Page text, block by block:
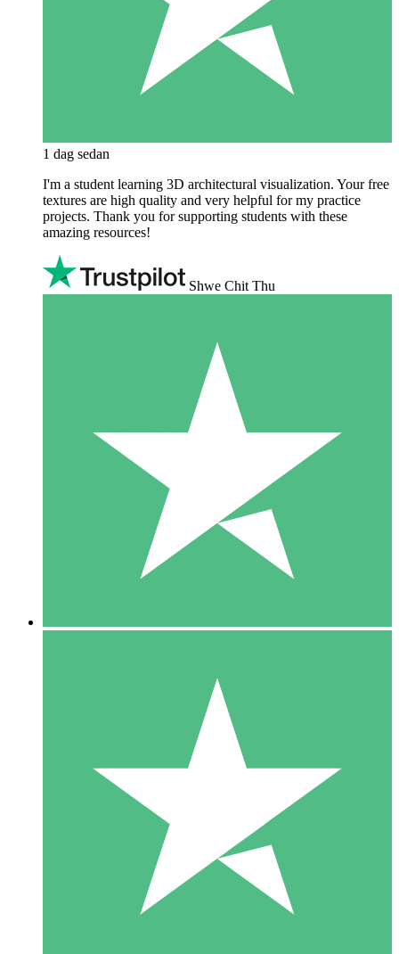
1 dag sedan
I'm a student learning 3D architectural visualization. Your free
textures are high quality and very helpful for my practice
projects. Thank you for supporting students with these
amazing resources!
Shwe Chit Thu